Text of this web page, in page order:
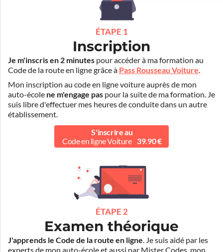
ÉTAPE 1
Inscription
Je m'inscris en 2 minutes pour accéder à ma formation au
Code de la route en ligne grâce à Pass Rousseau Voiture.
Mon inscription au code en ligne voiture auprès de mon
auto-école ne m'engage pas pour la suite de ma formation. Je
suis libre d'effectuer mes heures de conduite dans un autre
établissement.
S'inscrire au
Code en ligne Voiture
39.90 €
ÉTAPE 2
Examen théorique
J'apprends le Code de la route en ligne. Je suis aidé par les
experts de mon auto-école et aussi par Mister Codes, mon